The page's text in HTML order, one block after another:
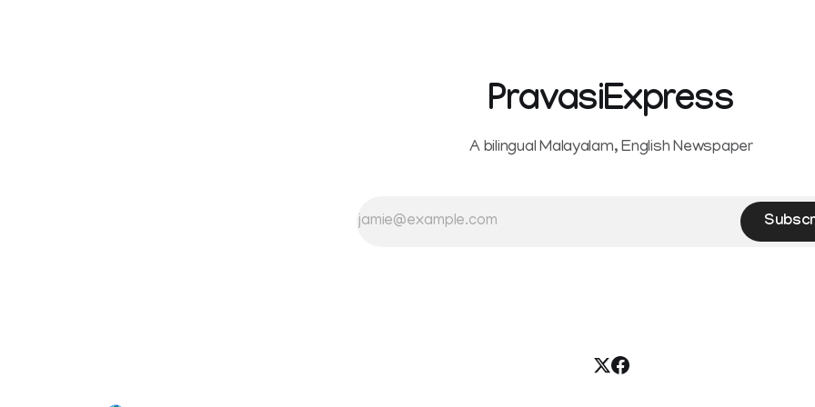
PravasiExpress
A bilingual Malayalam, English Newspaper